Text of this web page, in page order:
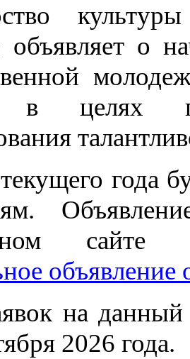
объявляет о
в целях
года
сайте
на
2026 года.